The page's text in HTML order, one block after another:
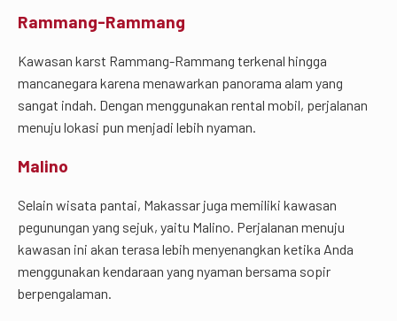
Rammang-Rammang
Kawasan karst Rammang-Rammang terkenal hingga
mancanegara karena menawarkan panorama alam yang
sangat indah. Dengan menggunakan rental mobil, perjalanan
menuju lokasi pun menjadi lebih nyaman.
Malino
Selain wisata pantai, Makassar juga memiliki kawasan
pegunungan yang sejuk, yaitu Malino. Perjalanan menuju
kawasan ini akan terasa lebih menyenangkan ketika Anda
menggunakan kendaraan yang nyaman bersama sopir
berpengalaman.